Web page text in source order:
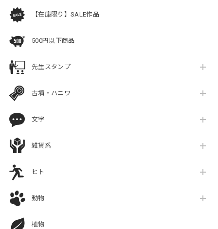
【在庫限り】SALE作品
500円以下商品
先生スタンプ
古墳・ハニワ
文字
雑貨系
ヒト
動物
植物